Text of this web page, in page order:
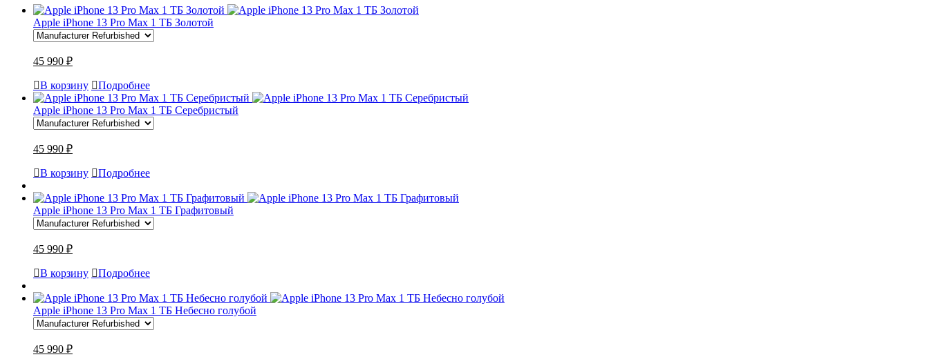
Apple iPhone 13 Pro Max 1 ТБ Золотой
45 990 ₽
В корзину Подробнее
Apple iPhone 13 Pro Max 1 ТБ Серебристый
45 990 ₽
В корзину Подробнее
Apple iPhone 13 Pro Max 1 ТБ Графитовый
45 990 ₽
В корзину Подробнее
Apple iPhone 13 Pro Max 1 ТБ Небесно голубой
45 990 ₽